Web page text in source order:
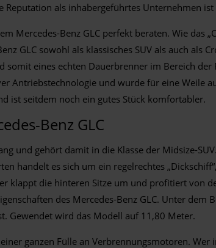
als inhabergeführtes Unternehmen
Mercedes-Benz GLC perfekt beraten. Wie
GLC sowohl als klassisches SUV als auch
somit eines echten Dauerbrenner im Bereich
Antriebstechnologie und wurde für eine
ist seitdem noch ein gutes Stück komfortabler.
Benz GLC
und gehört damit in die Klasse der Midsize-
handelt es sich um ein regelrechtes
klappt die hinteren Sitze um und profitiert
des Mercedes-Benz GLC. Unter
Gewendet wird das Modell auf 11,80 Meter.
ganzen Fülle an Verbrennungsmotoren.